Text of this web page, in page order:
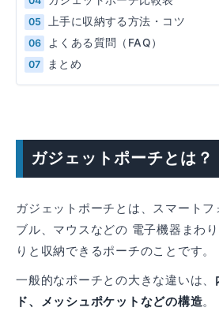
上手に収納する方法・コツ
よくある質問（FAQ）
まとめ
ガジェットポーチとは？
ガジェットポーチとは、スマート
ブル、マウスなどの 電子機器まわ
りと収納できるポーチのことです。
一般的なポーチとの大きな違いは、
ド、メッシュポケットなどの構造。